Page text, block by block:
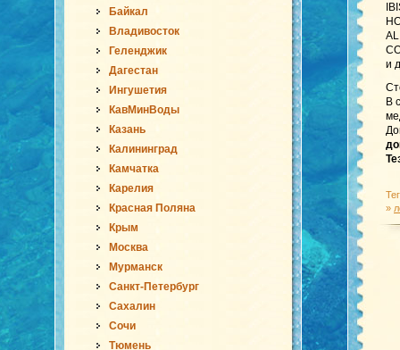
Байкал
Владивосток
Геленджик
Дагестан
Ингушетия
КавМинВоды
Казань
Калининград
Камчатка
Карелия
Красная Поляна
Крым
Москва
Мурманск
Санкт-Петербург
Сахалин
Сочи
Тюмень
и
В
»